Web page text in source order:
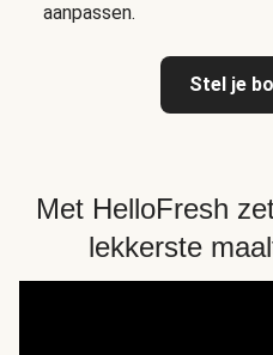
aanpassen.
Stel je
Met HelloFresh
lekkerste